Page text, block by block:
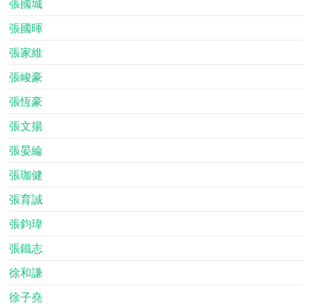
張國城
張國暉
張家維
張峻豪
張恆豪
張文揚
張晏綸
張珈健
張育誠
張鈞瑋
張鐵志
徐和謙
徐子堯